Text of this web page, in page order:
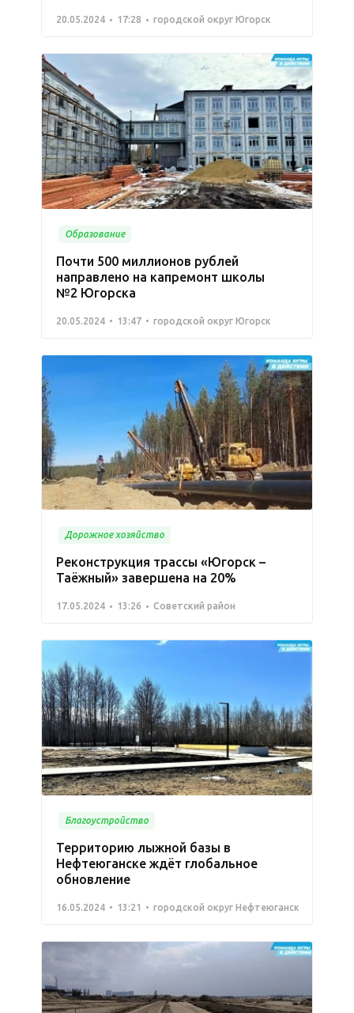
20.05.2024 17:28 городской округ Югорск
Образование
Почти 500 миллионов рублей
направлено на капремонт школы
№2 Югорска
20.05.2024 13:47 городской округ Югорск
Дорожное хозяйство
Реконструкция трассы «Югорск –
Таёжный» завершена на 20%
17.05.2024 13:26 Советский район
Благоустройство
Территорию лыжной базы в
Нефтеюганске ждёт глобальное
обновление
16.05.2024 13:21 городской округ Нефтеюганск